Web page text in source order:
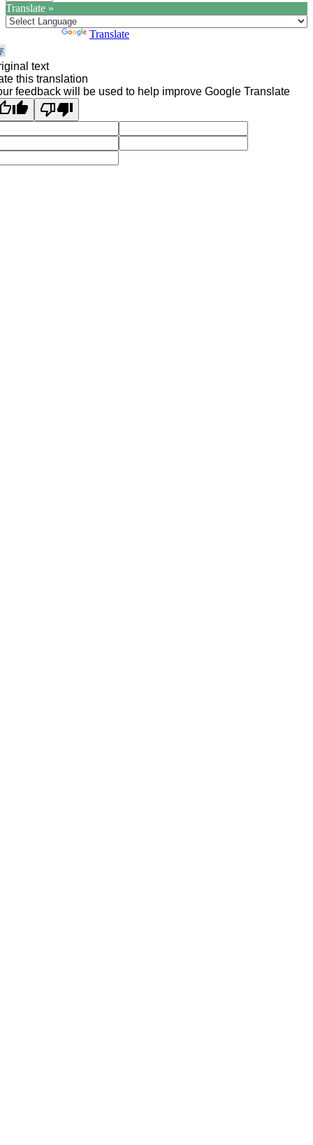
Translate »
Translate
text
this translation
feedback will be used to help improve Google Translate